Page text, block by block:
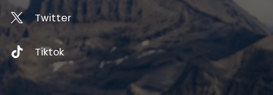
Twitter
Tiktok